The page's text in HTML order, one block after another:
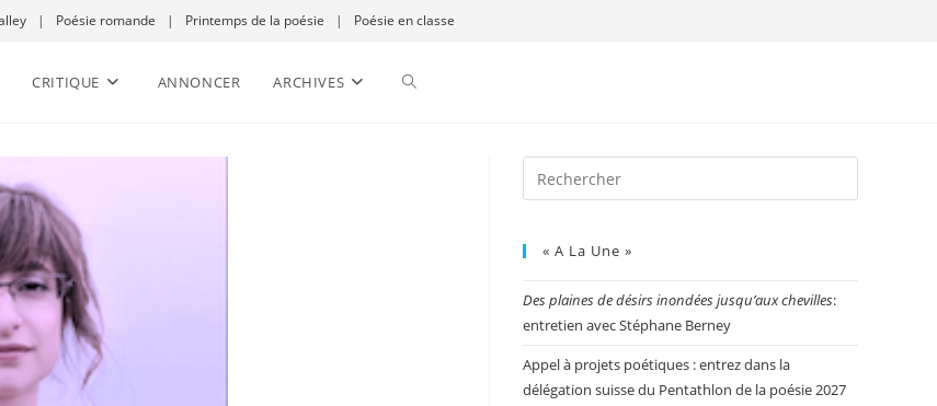
| Poésie romande | Printemps de la poésie | Poésie en classe
CRITIQUE ANNONCER ARCHIVES
« A La Une »
Des plaines de désirs inondées jusqu’aux chevilles:
entretien avec Stéphane Berney
Appel à projets poétiques : entrez dans la
délégation suisse du Pentathlon de la poésie 2027